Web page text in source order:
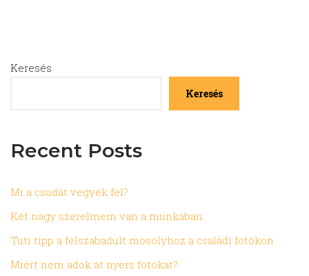
Keresés
Keresés
Recent Posts
Mi a csudát vegyek fel?
Két nagy szerelmem van a munkában
Tuti tipp a felszabadult mosolyhoz a családi fotókon
Miért nem adok át nyers fotókat?